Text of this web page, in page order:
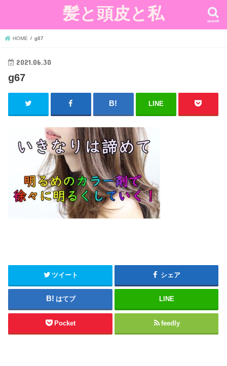
髪と頭皮と私 search
HOME g67
2021.06.30
g67
LINE
ツイート シェア
はてブ LINE
Pocket feedly